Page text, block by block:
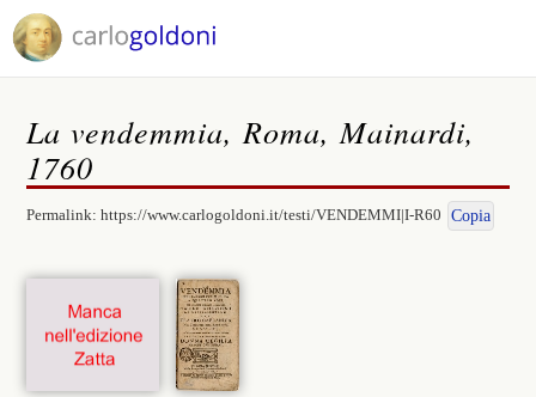
La vendemmia, Roma, Mainardi,
1760
Permalink:https://www.carlogoldoni.it/testi/VENDEMMI|I-R60 Copia